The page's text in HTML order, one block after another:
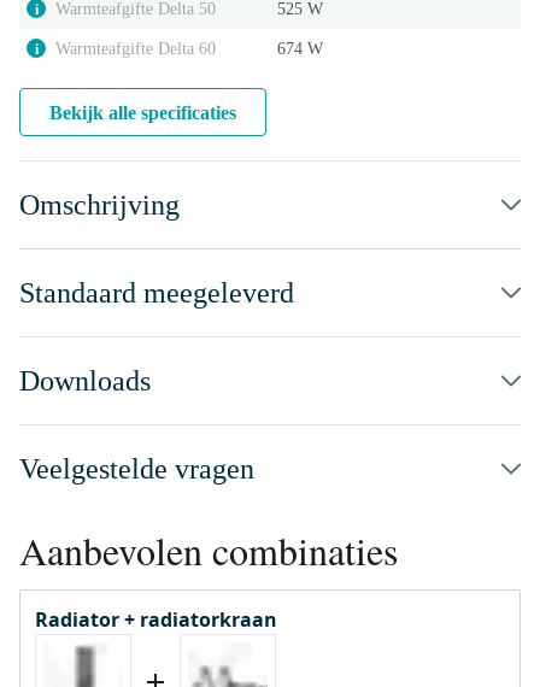
i Warmteafgifte Delta 50 525 W
i Warmteafgifte Delta 60 674 W
Bekijk alle specificaties
Omschrijving
Standaard meegeleverd
Downloads
Veelgestelde vragen
Aanbevolen combinaties
Radiator + radiatorkraan